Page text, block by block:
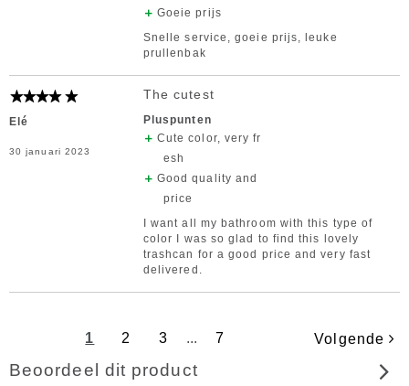
Goeie prijs
Snelle service, goeie prijs, leuke
prullenbak
Elé
30 januari 2023
The cutest
Pluspunten
Cute color, very fr
esh
Good quality and
price
I want all my bathroom with this type of
color I was so glad to find this lovely
trashcan for a good price and very fast
delivered.
1 2 3 ... 7 Volgende
Beoordeel dit product